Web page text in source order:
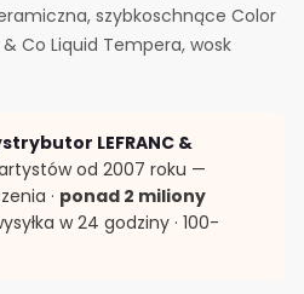
szybkoschnące Color
Co Liquid Tempera, wosk
LEFRANC &
od 2007 roku —
· ponad 2 miliony
w 24 godziny · 100-